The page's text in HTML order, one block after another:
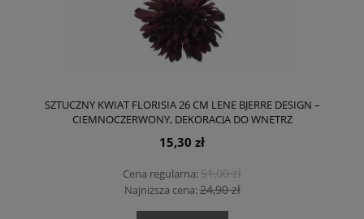
SZTUCZNY KWIAT FLORISIA 26 CM LENE BJERRE DESIGN –
CIEMNOCZERWONY, DEKORACJA DO WNĘTRZ
15,30 zł
Cena regularna:51,00 zł
Najniższa cena:24,90 zł